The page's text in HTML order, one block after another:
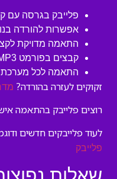
פלייבק בגרסה עם
אפשרות להורדה
התאמה מדויקת
קבצים בפורמט MP3 ו-WAV לגמישות מקסימלית
התאמה לכל מערכת
זקוקים לעזרה בהורדה?
רוצים פלייבק בהתאמה
לעוד פלייבקים חדשים
פלייבק